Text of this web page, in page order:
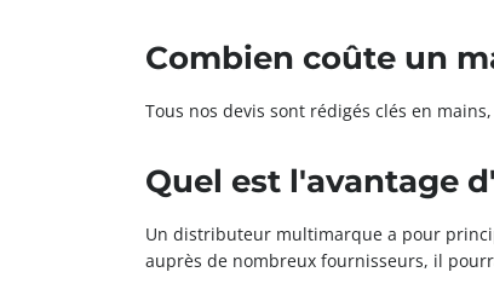
Combien coûte un
Tous nos devis sont rédigés clés en
Quel est l'avantage
Un distributeur multimarque a pour
auprès de nombreux fournisseurs, il